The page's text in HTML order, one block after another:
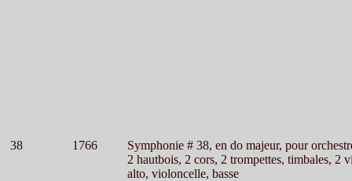
38 1766
Symphonie # 38, en do majeur, pour
2 hautbois, 2 cors, 2 trompettes, timbales, 2
alto, violoncelle, basse